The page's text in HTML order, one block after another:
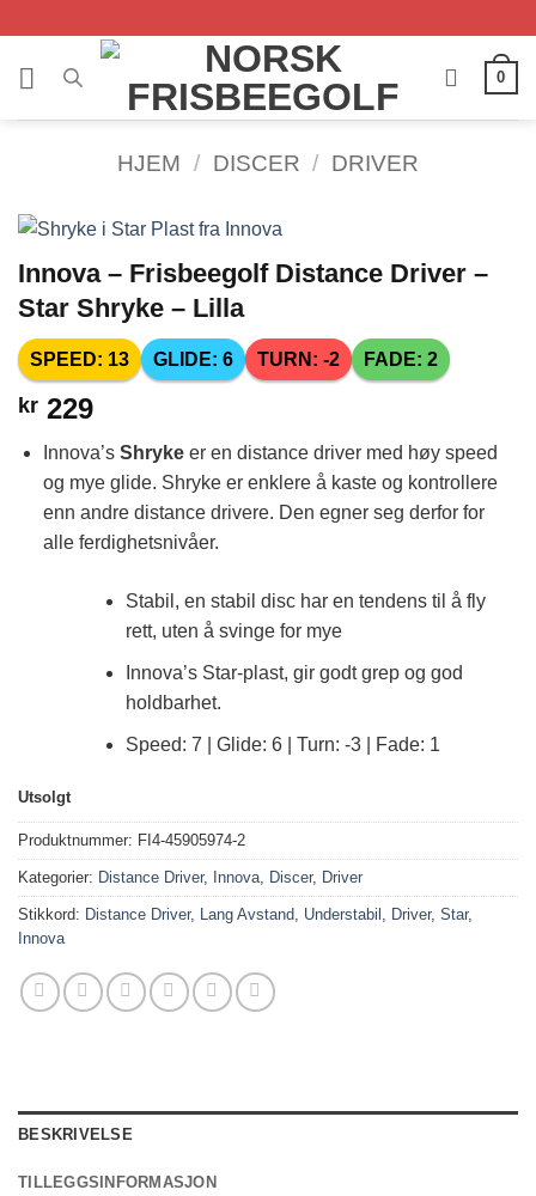
content
0
HJEM / DISCER / DRIVER
Innova – Frisbeegolf Distance Driver –
Star Shryke – Lilla
SPEED: 13 GLIDE: 6 TURN: -2 FADE: 2
kr 229
Innova’s Shrykeer en distance driver med høy speed
og mye glide. Shryke er enklere å kaste og kontrollere
enn andre distance drivere. Den egner seg derfor for
alle ferdighetsnivåer.
Stabil, en stabil disc har en tendens til å fly
rett, uten å svinge for mye
Innova’s Star-plast, gir godt grep og god
holdbarhet.
Speed: 7 | Glide: 6 | Turn: -3 | Fade: 1
Utsolgt
Produktnummer: FI4-45905974-2
Kategorier: Distance Driver, Innova, Discer, Driver
Stikkord: Distance Driver, Lang Avstand, Understabil , Driver, Star,
Innova
BESKRIVELSE
TILLEGGSINFORMASJON